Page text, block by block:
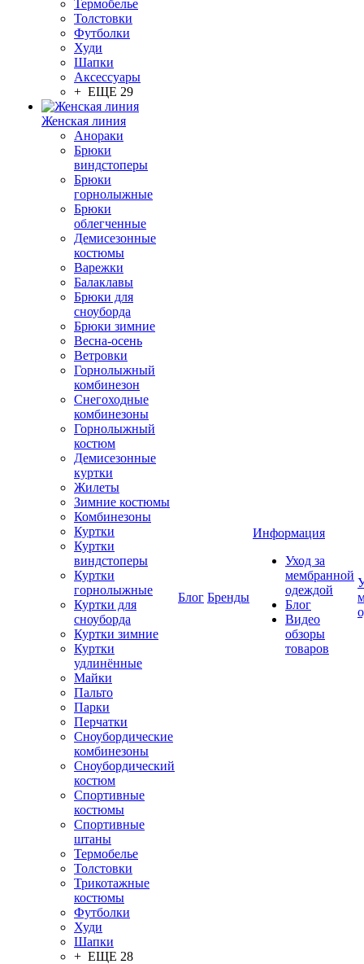
Термобелье
Толстовки
Футболки
Худи
Шапки
Аксессуары
+ ЕЩЕ 29
Женская линия
Анораки
Брюки
виндстоперы
Брюки
горнолыжные
Брюки
облегченные
Демисезонные
костюмы
Варежки
Балаклавы
Брюки для
сноуборда
Брюки зимние
Весна-осень
Ветровки
Горнолыжный
комбинезон
Снегоходные
комбинезоны
Горнолыжный
костюм
Демисезонные
куртки
Жилеты
Зимние костюмы
Комбинезоны
Куртки
Куртки
виндстоперы
Куртки
горнолыжные
Куртки для
сноуборда
Куртки зимние
Куртки
удлинённые
Майки
Пальто
Парки
Перчатки
Сноубордические
комбинезоны
Сноубордический
костюм
Спортивные
костюмы
Спортивные
штаны
Термобелье
Толстовки
Трикотажные
костюмы
Футболки
Худи
Шапки
+ ЕЩЕ 28
Блог Бренды
Информация
Уход за
мембранной
одеждой
Блог
Видео
обзоры
товаров